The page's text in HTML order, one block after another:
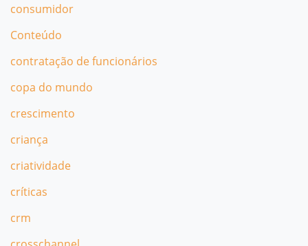
consumidor
Conteúdo
contratação de funcionários
copa do mundo
crescimento
criança
criatividade
críticas
crm